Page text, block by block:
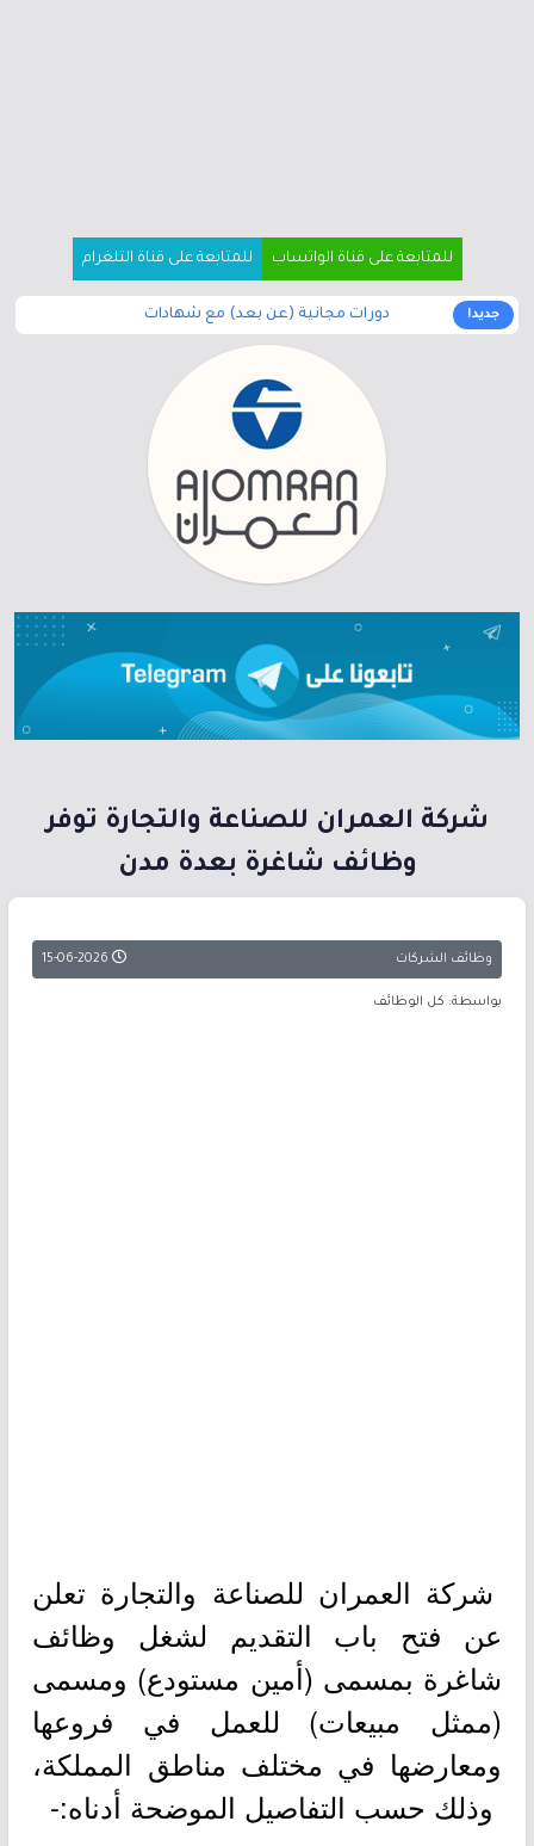
للمتابعة على قناة الواتساب للمتابعة على قناة التلغرام
جديد! دورات مجانية (عن بعد) مع شهادات
شركة العمران للصناعة والتجارة توفر
وظائف شاغرة بعدة مدن
وظائف الشركات 15-06-2026
بواسطة: كل الوظائف
شركة العمران للصناعة والتجارة تعلن
عن فتح باب التقديم لشغل وظائف
شاغرة بمسمى (أمين مستودع) ومسمى
(ممثل مبيعات) للعمل في فروعها
ومعارضها في مختلف مناطق المملكة،
وذلك حسب التفاصيل الموضحة أدناه:-